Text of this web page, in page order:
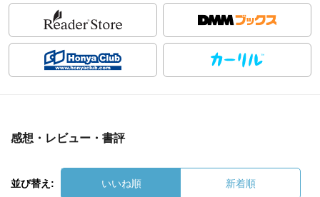
感想・レビュー・書評
並び替え: いいね順 新着順